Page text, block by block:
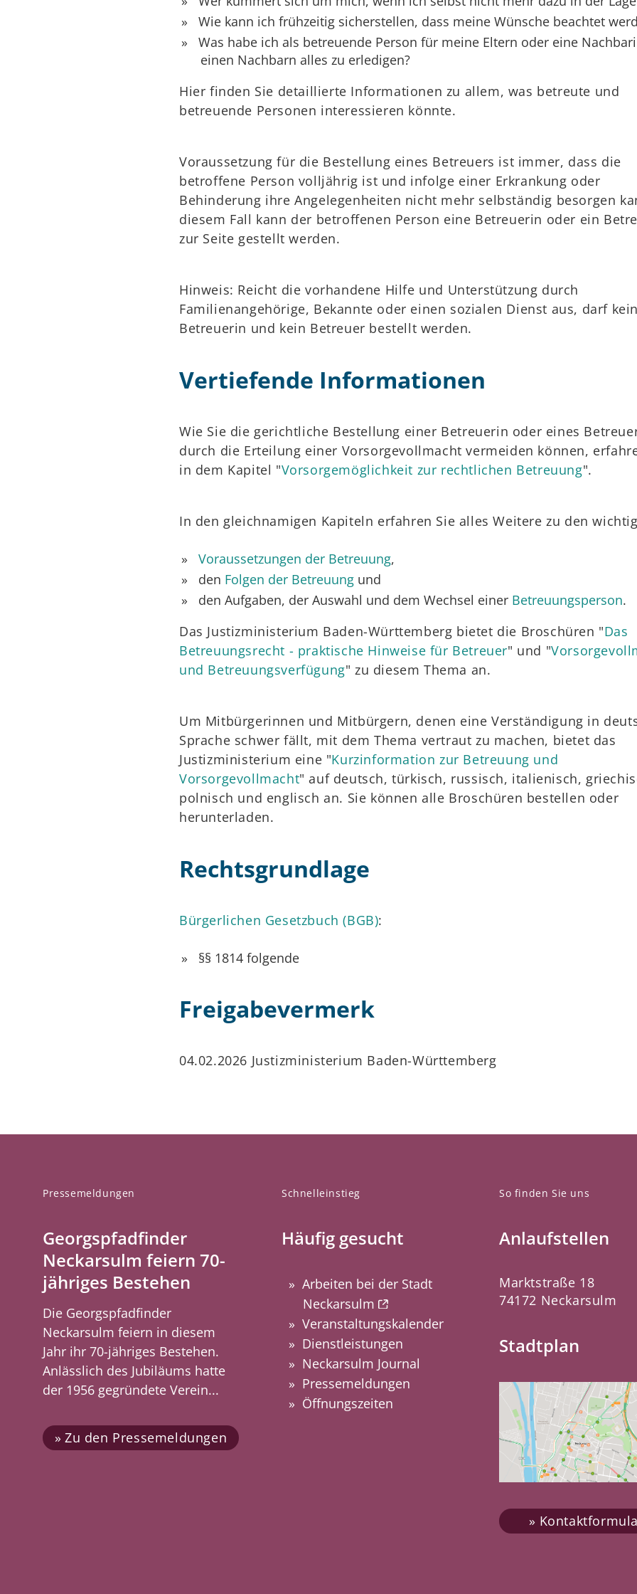
Wie kann ich frühzeitig sicherstellen, dass meine Wünsche beachtet
Was habe ich als betreuende Person für meine Eltern oder eine
einen Nachbarn alles zu erledigen?
Hier finden Sie detaillierte Informationen zu allem, was betreute und
betreuende Personen interessieren könnte.
Voraussetzung für die Bestellung eines Betreuers ist immer, dass die
betroffene Person volljährig ist und infolge einer Erkrankung oder
Behinderung ihre Angelegenheiten nicht mehr selbständig besorgen
diesem Fall kann der betroffenen Person eine Betreuerin oder ein
zur Seite gestellt werden.
Hinweis: Reicht die vorhandene Hilfe und Unterstützung durch
Familienangehörige, Bekannte oder einen sozialen Dienst aus, darf
Betreuerin und kein Betreuer bestellt werden.
Vertiefende Informationen
Wie Sie die gerichtliche Bestellung einer Betreuerin oder eines
durch die Erteilung einer Vorsorgevollmacht vermeiden können,
in dem Kapitel "Vorsorgemöglichkeit zur rechtlichen Betreuung".
In den gleichnamigen Kapiteln erfahren Sie alles Weitere zu den
Voraussetzungen der Betreuung,
den Folgen der Betreuung und
den Aufgaben, der Auswahl und dem Wechsel einer Betreuungsperson.
Das Justizministerium Baden-Württemberg bietet die Broschüren "Das
Betreuungsrecht - praktische Hinweise für Betreuer" und "
und Betreuungsverfügung" zu diesem Thema an.
Um Mitbürgerinnen und Mitbürgern, denen eine Verständigung in
Sprache schwer fällt, mit dem Thema vertraut zu machen, bietet das
Justizministerium eine "Kurzinformation zur Betreuung und
Vorsorgevollmacht" auf deutsch, türkisch, russisch, italienisch,
polnisch und englisch an. Sie können alle Broschüren bestellen oder
herunterladen.
Rechtsgrundlage
Bürgerlichen Gesetzbuch (BGB):
§§ 1814 folgende
Freigabevermerk
04.02.2026 Justizministerium Baden-Württemberg
Pressemeldungen
Georgspfadfinder
Neckarsulm feiern 70-
jähriges Bestehen
Die Georgspfadfinder
Neckarsulm feiern in diesem
Jahr ihr 70-jähriges Bestehen.
Anlässlich des Jubiläums hatte
der 1956 gegründete Verein...
Zu den Pressemeldungen
Schnelleinstieg
Häufig gesucht
Arbeiten bei der Stadt
Neckarsulm
Veranstaltungskalender
Dienstleistungen
Neckarsulm Journal
Pressemeldungen
Öffnungszeiten
So finden Sie uns
Anlaufstellen
Marktstraße 18
74172 Neckarsulm
Stadtplan